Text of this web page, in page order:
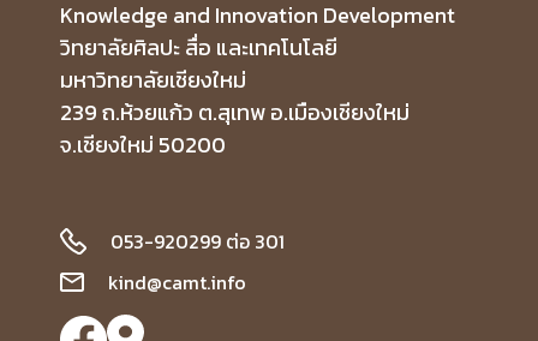
Knowledge and Innovation Development
วิทยาลัยศิลปะ สื่อ และเทคโนโลยี
มหาวิทยาลัยเชียงใหม่
239 ถ.ห้วยแก้ว ต.สุเทพ อ.เมืองเชียงใหม่
จ.เชียงใหม่ 50200
053-920299 ต่อ 301
kind@camt.info